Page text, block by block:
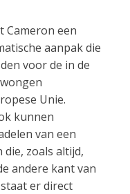
Cameron een
aanpak die
voor de in de
Unie.
kunnen
van een
zoals altijd,
andere kant van
er direct